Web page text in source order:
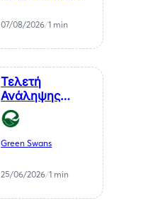
Μέλλον της
Μεσσηνίας
07/08/2026/1 min
Τελετή
Ανάληψης
Καθηκόντων
του Επίτιμου
Προξένου της
Δημοκρατίας
Θεσσαλονίκη, κ.
Αθανάσιου
Green Swans
25/06/2026/1 min